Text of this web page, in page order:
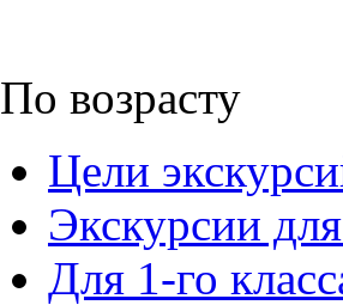
По возрасту
Цели
Экскурсии
Для 1-го